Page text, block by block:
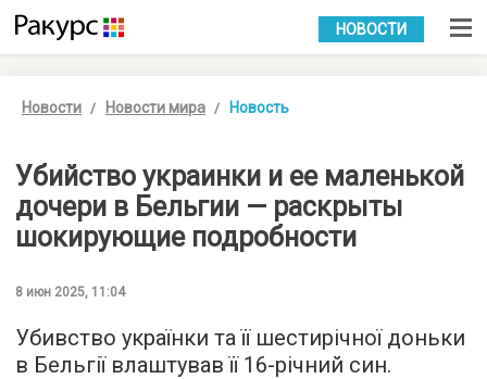
УКР РУС
НОВОСТИ
Новости Новости мира Новость
Убийство украинки и ее маленькой
дочери в Бельгии — раскрыты
шокирующие подробности
8 июн 2025, 11:04
Убивство українки та її шестирічної доньки
в Бельгії влаштував її 16-річний син.